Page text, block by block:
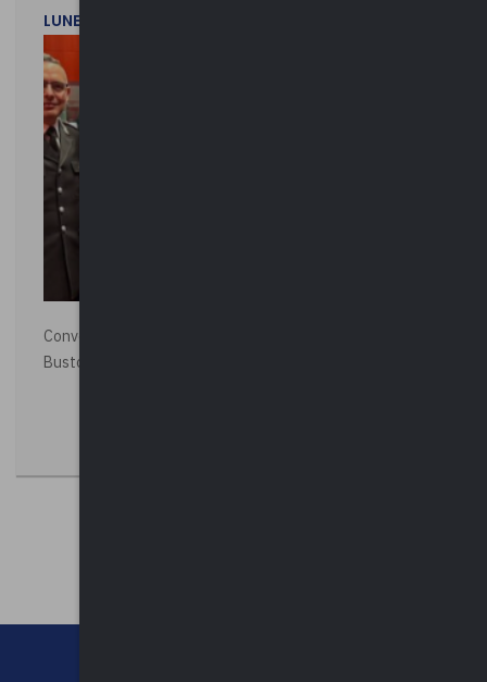
LUNEDì 1 DICEMBRE 2025
Convegno “La Polizia Locale per la sicurezza della città”,
Busto Arsizio